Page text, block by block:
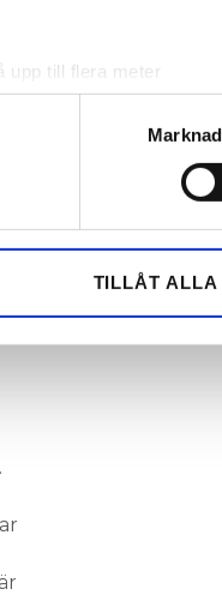
upp till flera meter
i
detaljsektionen. Du
annan information
i sin tur kombinera
TILLÅT ALLA